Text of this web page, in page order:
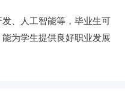
、人工智能等，毕业生可
为学生提供良好职业发展